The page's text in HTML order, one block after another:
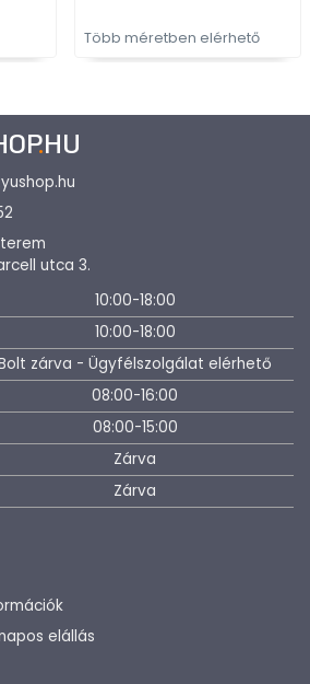
Több méretben elérhető
.HU
utca 3.
10:00-18:00
10:00-18:00
zárva - Ügyfélszolgálat elérhető
08:00-16:00
08:00-15:00
Zárva
Zárva
elállás